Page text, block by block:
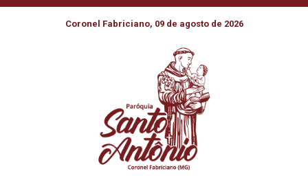
Coronel Fabriciano, 09 de agosto de 2026